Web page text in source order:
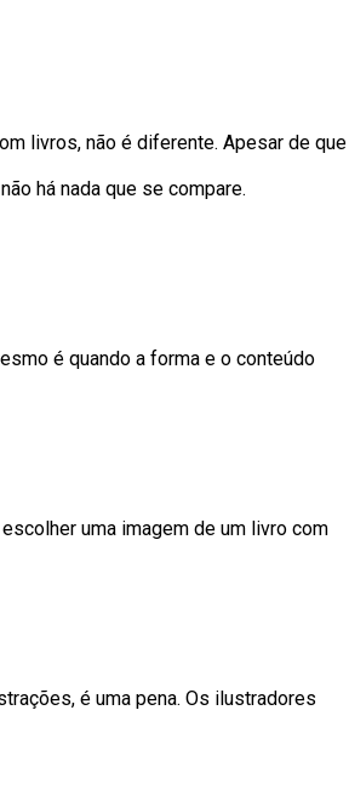
livros, não é diferente. Apesar de que
há nada que se compare.
é quando a forma e o conteúdo
uma imagem de um livro com
é uma pena. Os ilustradores